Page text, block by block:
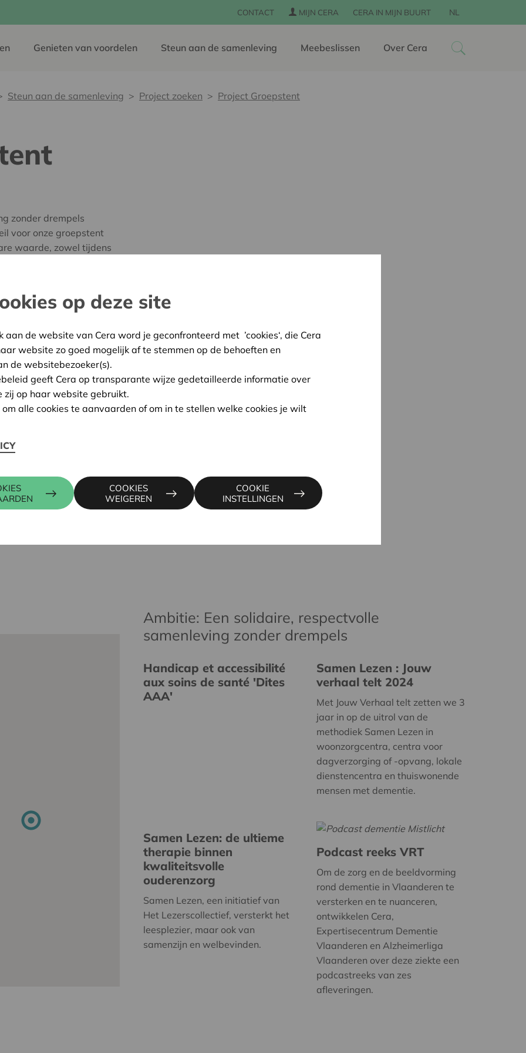
CONTACT MIJN CERA CERA IN MIJN BUURT NL
Genieten van voordelen Steun aan de samenleving Meebeslissen Over Cera
Steun aan de samenleving Project zoeken Project Groepstent
zonder drempels
voor onze groepstent
waarde, zowel tijdens
kunnen wij ons
de lokale jeugd.
Izegem
04/03/2024
Goedgekeurd
113, 8870 IZEGEM
Contactpersoon
016 27 96 46
wim.ingels@cera.coop
Ambitie: Een solidaire, respectvolle
samenleving zonder drempels
Handicap et accessibilité
aux soins de santé 'Dites
AAA'
Samen Lezen : Jouw
verhaal telt 2024
Met Jouw Verhaal telt zetten we 3
jaar in op de uitrol van de
methodiek Samen Lezen in
woonzorgcentra, centra voor
dagverzorging of -opvang, lokale
dienstencentra en thuiswonende
mensen met dementie.
Samen Lezen: de ultieme
therapie binnen
kwaliteitsvolle
ouderenzorg
Samen Lezen, een initiatief van
Het Lezerscollectief, versterkt het
leesplezier, maar ook van
samenzijn en welbevinden.
Podcast reeks VRT
Om de zorg en de beeldvorming
rond dementie in Vlaanderen te
versterken en te nuanceren,
ontwikkelen Cera,
Expertisecentrum Dementie
Vlaanderen en Alzheimerliga
Vlaanderen over deze ziekte een
podcastreeks van zes
afleveringen.
op deze site
aan de website van Cera word je geconfronteerd met ’cookies‘, die Cera
website zo goed mogelijk af te stemmen op de behoeften en
de websitebezoeker(s).
geeft Cera op transparante wijze gedetailleerde informatie over
zij op haar website gebruikt.
om alle cookies te aanvaarden of om in te stellen welke cookies je wilt
COOKIES
WEIGEREN
COOKIE
INSTELLINGEN